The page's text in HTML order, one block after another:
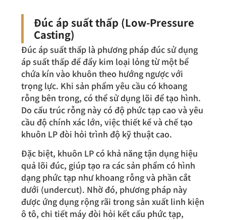
Đúc áp suất thấp (Low-Pressure
Casting)
Đúc áp suất thấp là phương pháp đúc sử dụng
áp suất thấp để đẩy kim loại lỏng từ một bể
chứa kín vào khuôn theo hướng ngược với
trọng lực. Khi sản phẩm yêu cầu có khoang
rỗng bên trong, có thể sử dụng lõi để tạo hình.
Do cấu trúc rỗng này có độ phức tạp cao và yêu
cầu độ chính xác lớn, việc thiết kế và chế tạo
khuôn LP đòi hỏi trình độ kỹ thuật cao.
Đặc biệt, khuôn LP có khả năng tận dụng hiệu
quả lõi đúc, giúp tạo ra các sản phẩm có hình
dạng phức tạp như khoang rỗng và phần cắt
dưới (undercut). Nhờ đó, phương pháp này
được ứng dụng rộng rãi trong sản xuất linh kiện
ô tô, chi tiết máy đòi hỏi kết cấu phức tạp,